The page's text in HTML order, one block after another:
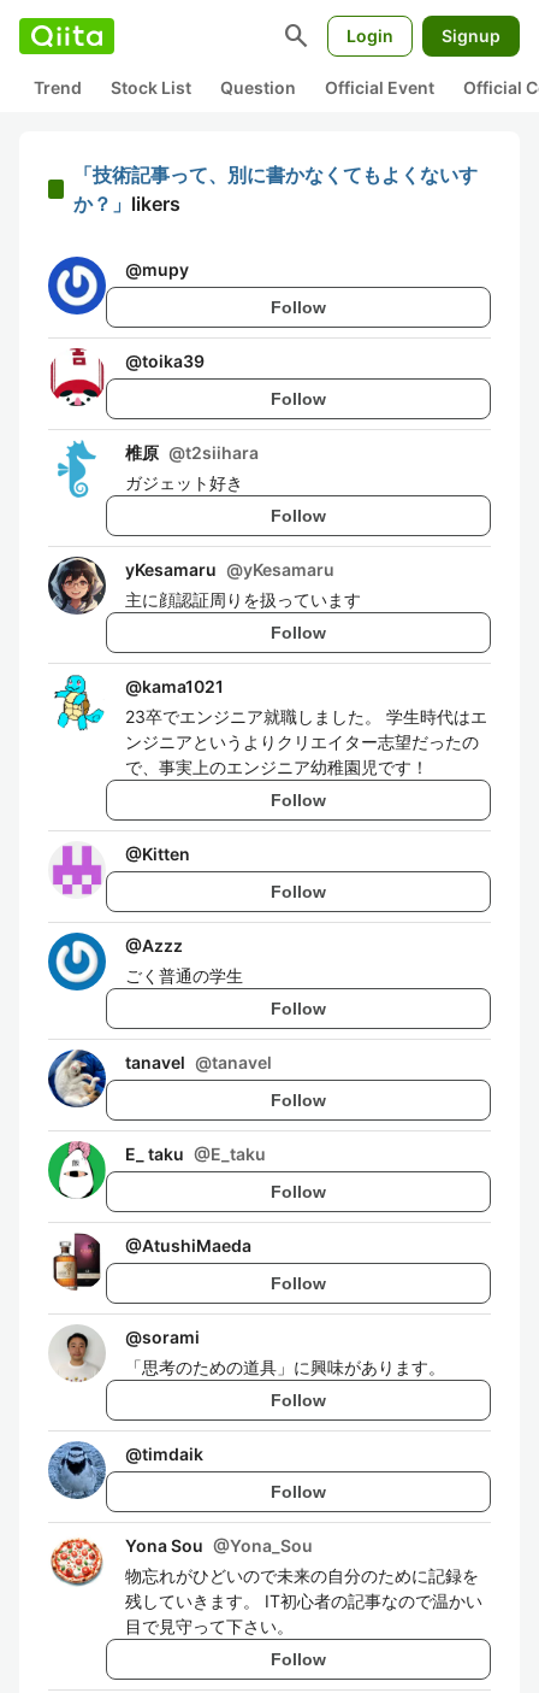
search Login Signup
Trend Stock List Question Official Event Official
「技術記事って、別に書かなくてもよくないす
か？」 likers
@mupy
Follow
@toika39
Follow
椎原 @t2siihara
ガジェット好き
Follow
yKesamaru @yKesamaru
主に顔認証周りを扱っています
Follow
@kama1021
23卒でエンジニア就職しました。 学生時代はエ
ンジニアというよりクリエイター志望だったの
で、事実上のエンジニア幼稚園児です！
Follow
@Kitten
Follow
@Azzz
ごく普通の学生
Follow
tanavel @tanavel
Follow
E_ taku @E_taku
Follow
@AtushiMaeda
Follow
@sorami
「思考のための道具」に興味があります。
Follow
@timdaik
Follow
Yona Sou @Yona_Sou
物忘れがひどいので未来の自分のために記録を
残していきます。 IT初心者の記事なので温かい
目で見守って下さい。
Follow